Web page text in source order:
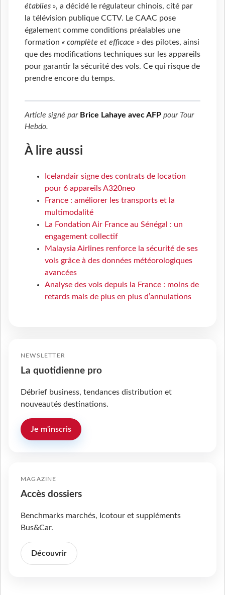
établies », a décidé le régulateur chinois, cité par
la télévision publique CCTV. Le CAAC pose
également comme conditions préalables une
formation « complète et efficace » des pilotes, ainsi
que des modifications techniques sur les appareils
pour garantir la sécurité des vols. Ce qui risque de
prendre encore du temps.
Article signé par Brice Lahaye avec AFP pour Tour
Hebdo.
À lire aussi
Icelandair signe des contrats de location
pour 6 appareils A320neo
France : améliorer les transports et la
multimodalité
La Fondation Air France au Sénégal : un
engagement collectif
Malaysia Airlines renforce la sécurité de ses
vols grâce à des données météorologiques
avancées
Analyse des vols depuis la France : moins de
retards mais de plus en plus d’annulations
NEWSLETTER
La quotidienne pro
Débrief business, tendances distribution et
nouveautés destinations.
Je m'inscris
MAGAZINE
Accès dossiers
Benchmarks marchés, Icotour et suppléments
Bus&Car.
Découvrir